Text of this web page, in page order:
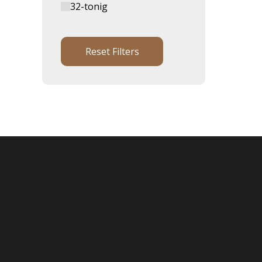
32-tonig
Reset Filters